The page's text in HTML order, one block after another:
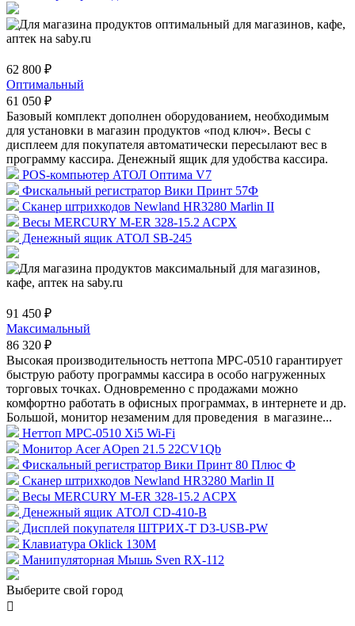
62 800 ₽
Оптимальный
61 050 ₽
Базовый комплект дополнен оборудованием, необходимым
для установки в магазин продуктов «под ключ». Весы с
дисплеем для покупателя автоматически пересылают вес в
программу кассира. Денежный ящик для удобства кассира.
POS-компьютер АТОЛ Оптима V7
Фискальный регистратор Вики Принт 57Ф
Сканер штрихкодов Newland HR3280 Marlin II
Весы MERCURY M-ER 328-15.2 ACPX
Денежный ящик АТОЛ SB-245
91 450 ₽
Максимальный
86 320 ₽
Высокая производительность неттопа MPC-0510 гарантирует
быструю работу программы кассира в особо нагруженных
торговых точках. Одновременно с продажами можно
комфортно работать в офисных программах, в интернете и др.
Большой, монитор незаменим для проведения в магазине...
Неттоп MPC-0510 Xi5 Wi-Fi
Монитор Acer AOpen 21.5 22CV1Qb
Фискальный регистратор Вики Принт 80 Плюс Ф
Сканер штрихкодов Newland HR3280 Marlin II
Весы MERCURY M-ER 328-15.2 ACPX
Денежный ящик АТОЛ CD-410-В
Дисплей покупателя ШТРИХ-T D3-USB-PW
Клавиатура Oklick 130M
Манипуляторная Мышь Sven RX-112
Выберите свой город
